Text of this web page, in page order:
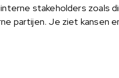
stakeholders zoals
partijen. Je ziet kansen